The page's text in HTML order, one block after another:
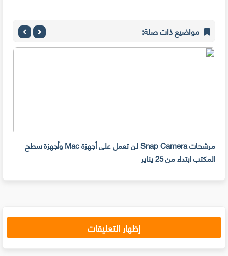
مواضيع ذات صلة:
مرشحات Snap Camera لن تعمل على أجهزة Mac وأجهزة سطح
المكتب ابتداء من 25 يناير
إظهار التعليقات